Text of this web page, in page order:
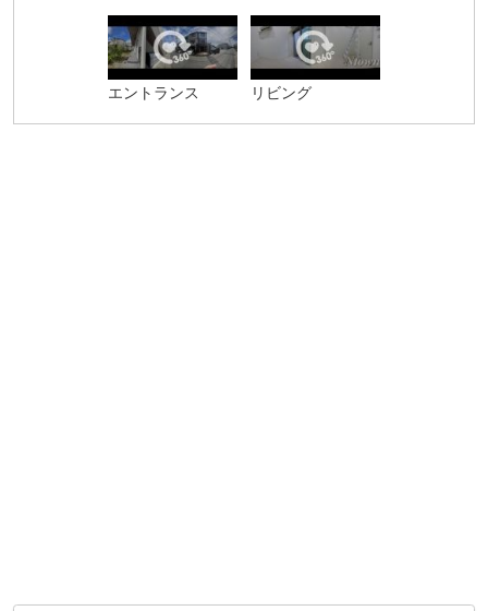
エントランス リビング